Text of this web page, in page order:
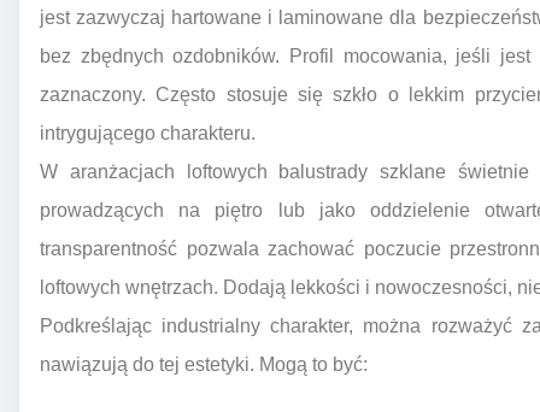
jest zazwyczaj hartowane i laminowane dla
bez zbędnych ozdobników. Profil mocowania, jeśli
zaznaczony. Często stosuje się szkło o lekkim
intrygującego charakteru.
W aranżacjach loftowych balustrady szklane
prowadzących na piętro lub jako oddzielenie
transparentność pozwala zachować poczucie
loftowych wnętrzach. Dodają lekkości i nowoczesności,
Podkreślając industrialny charakter, można rozważyć
nawiązują do tej estetyki. Mogą to być: